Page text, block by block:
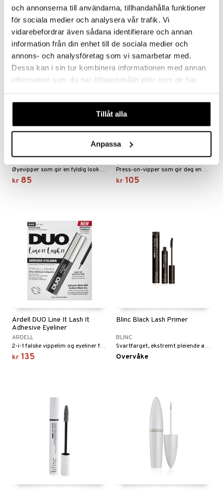
och annonserna till användarna, tillhandahålla funktioner
för sociala medier och analysera vår trafik. Vi
vidarebefordrar även sådana identifierare och annan
information från din enhet till de sociala medier och
annons- och analysföretag som vi samarbetar med.
Dessa kan i sin tur kombinera informationen med annan
information som du har tillhandahållit eller som de har
våra cookies vid fortsatt användande av vår webbplats.
Tillåt alla
Anpassa
kr 255 kr 175
Øyevipper som gir en fyldig look fra Ardell
kr 85
Ardell Press On Lash 105
Press-on-vipper som gir deg en naturlig, glamorøs look fra Ardell
kr 105
Ardell DUO Line It Lash It
Adhesive Eyeliner
ARDELL
2-i-1 falske vippelim og eyeliner fra Ardell
kr 135
Blinc Black Lash Primer
BLINC
Svartfarget, ekstremt pleiende øyevippeprimer fra Blinc.
Overvåke